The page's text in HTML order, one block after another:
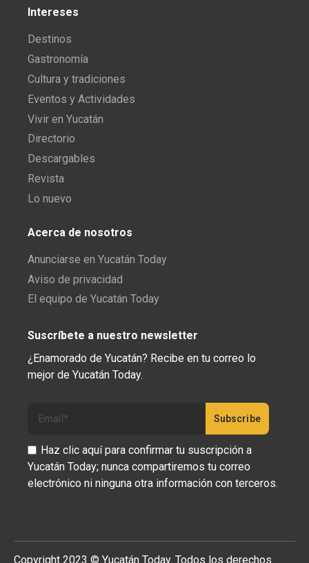
Intereses
Destinos
Gastronomía
Cultura y tradiciones
Eventos y Actividades
Vivir en Yucatán
Directorio
Descargables
Revista
Lo nuevo
Acerca de nosotros
Anunciarse en Yucatán Today
Aviso de privacidad
El equipo de Yucatán Today
Suscríbete a nuestro newsletter
¿Enamorado de Yucatán? Recibe en tu correo lo
mejor de Yucatán Today.
Haz clic aquí para confirmar tu suscripción a
Yucatán Today; nunca compartiremos tu correo
electrónico ni ninguna otra información con terceros.
Copyright 2023 © Yucatán Today. Todos los derechos